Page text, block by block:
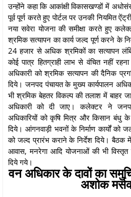
उन्होंने कहा कि आकांक्षी विकासखण्डों में
पूर्व पूर्ण करते हुए पोर्टल पर उनकी नियमित
नया सवेरा योजना की समीक्षा करते हुए
श्रमिक सत्यापन का कार्य जल्द पूर्ण करने के
24 हजार से अधिक श्रमिकों का सत्यापन
कोई पात्र हितग्राही लाभ से वंचित नहीं
अधिकारी को श्रमिक सत्यापन की दैनिक
दिये। जनपद पंचायत के मुख्य कार्यपालन
भी श्रमिक बेहतर विकल्प की तलाश में बाहर
अधिकारी को दी जाए। कलेक्टर ने
अधिकारियों को कृषि मित्र और किसान बंधु
दिये। आंगनवाड़ी भवनों के निर्माण कार्यों को
को जल्द प्रारंभ कराने के निर्देश दिये। बैठक
आवास, मनरेगा आदि योजनाओं की भी विस्तृत
दिये गये।
वन अधिकार के दावों का
अशोक